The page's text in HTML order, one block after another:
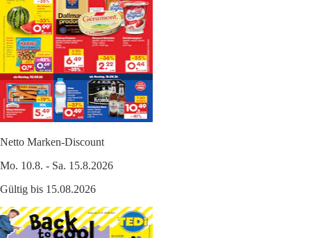
Netto Marken-Discount
Mo. 10.8. - Sa. 15.8.2026
Gültig bis 15.08.2026